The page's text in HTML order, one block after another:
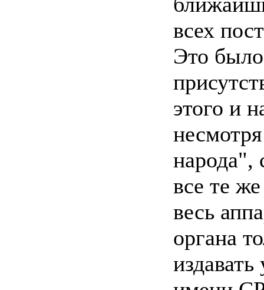
всех
Это
этого и
народа",
все те
весь
органа